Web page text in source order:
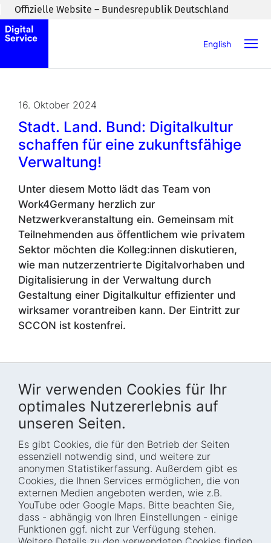
Wir verwenden Cookies für Ihr
optimales Nutzererlebnis auf
unseren Seiten.
Es gibt Cookies, die für den Betrieb der Seiten
essenziell notwendig sind, und weitere zur
anonymen Statistikerfassung. Außerdem gibt es
Cookies, die Ihnen Services ermöglichen, die von
externen Medien angeboten werden, wie z.B.
YouTube oder Google Maps. Bitte beachten Sie,
dass - abhängig von Ihren Einstellungen - einige
Funktionen ggf. nicht zur Verfügung stehen.
Zum Inhaltsbereich wechseln
Offizielle Website – Bundesrepublik Deutschland
English
16. Oktober 2024
Stadt. Land. Bund: Digitalkultur
schaffen für eine zukunftsfähige
Verwaltung!
Unter diesem Motto lädt das Team von
Work4Germany herzlich zur
Netzwerkveranstaltung ein. Gemeinsam mit
Teilnehmenden aus öffentlichem wie privatem
Sektor möchten die Kolleg:innen diskutieren,
wie man nutzerzentrierte Digitalvorhaben und
Digitalisierung in der Verwaltung durch
Gestaltung einer Digitalkultur effizienter und
wirksamer vorantreiben kann. Der Eintritt zur
SCCON ist kostenfrei.
Startseite
Wer wir sind
Wie wir arbeiten
Projekte
Fellowships
Karriere
Blog
Presse
Termine
Barrierefreiheit
Transparenz
Glossar